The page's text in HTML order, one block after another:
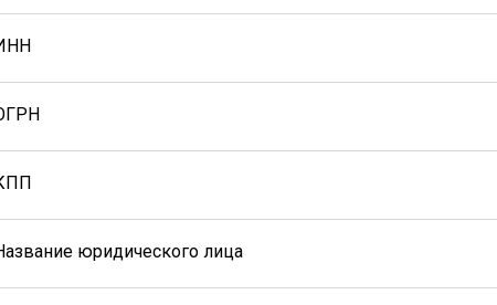
юридического лица